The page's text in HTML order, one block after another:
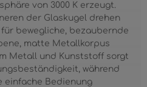
von 3000 K erzeugt.
der Glaskugel drehen
bewegliche, bezaubernde
matte Metallkorpus
Metall und Kunststoff sorgt
während
einfache Bedienung